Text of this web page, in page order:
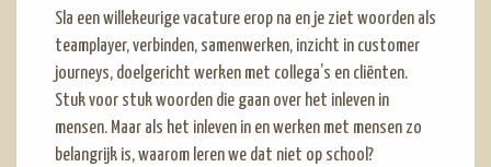
Sla een willekeurige vacature erop na en je ziet woorden als
teamplayer, verbinden, samenwerken, inzicht in customer
journeys, doelgericht werken met collega’s en cliënten.
Stuk voor stuk woorden die gaan over het inleven in
mensen. Maar als het inleven in en werken met mensen zo
belangrijk is, waarom leren we dat niet op school?